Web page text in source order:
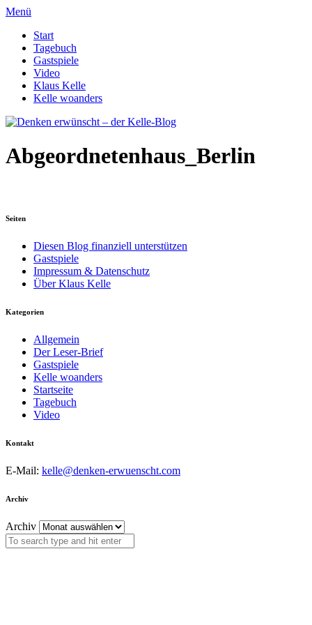
Menü
Start
Tagebuch
Gastspiele
Video
Klaus Kelle
Kelle woanders
Abgeordnetenhaus_Berlin
Seiten
Diesen Blog finanziell unterstützen
Gastspiele
Impressum & Datenschutz
Über Klaus Kelle
Kategorien
Allgemein
Der Leser-Brief
Gastspiele
Kelle woanders
Startseite
Tagebuch
Video
Kontakt
E-Mail: kelle@denken-erwuenscht.com
Archiv
Archiv